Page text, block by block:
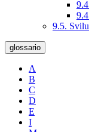
9.5.
glossario
A
B
C
D
E
I